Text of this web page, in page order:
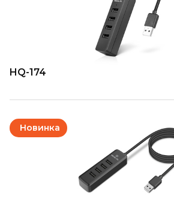
HQ-174
Новинка